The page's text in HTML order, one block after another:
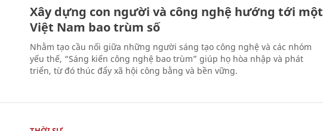
Xây dựng con người và công nghệ hướng tới một
Việt Nam bao trùm số
Nhằm tạo cầu nối giữa những người sáng tạo công nghệ và các nhóm
yếu thế, “Sáng kiến công nghệ bao trùm” giúp họ hòa nhập và phát
triển, từ đó thúc đẩy xã hội công bằng và bền vững.